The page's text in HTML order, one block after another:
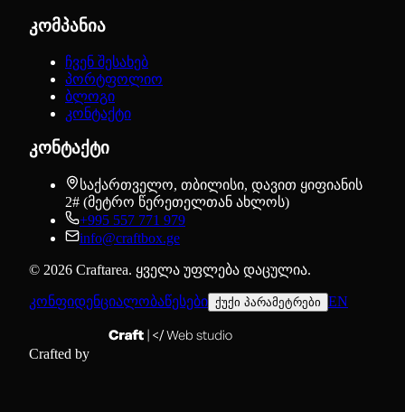
კომპანია
ჩვენ შესახებ
პორტფოლიო
ბლოგი
კონტაქტი
კონტაქტი
საქართველო, თბილისი, დავით ყიფიანის
2# (მეტრო წერეთელთან ახლოს)
+995 557 771 979
info@craftbox.ge
© 2026 Craftarea. ყველა უფლება დაცულია.
კონფიდენციალობაწესები ქუქი პარამეტრები EN
Crafted by